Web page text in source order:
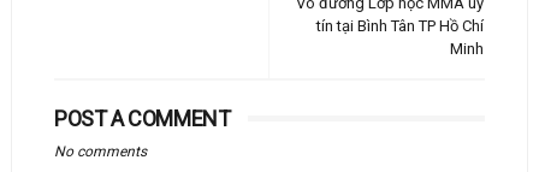
tín tại Bình Tân TP Hồ Chí
Minh
POST A COMMENT
No comments